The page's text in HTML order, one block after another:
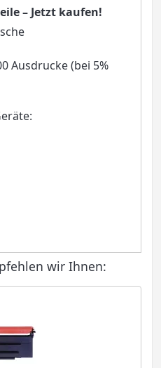
– Jetzt kaufen!
Ausdrucke (bei 5%
wir Ihnen: